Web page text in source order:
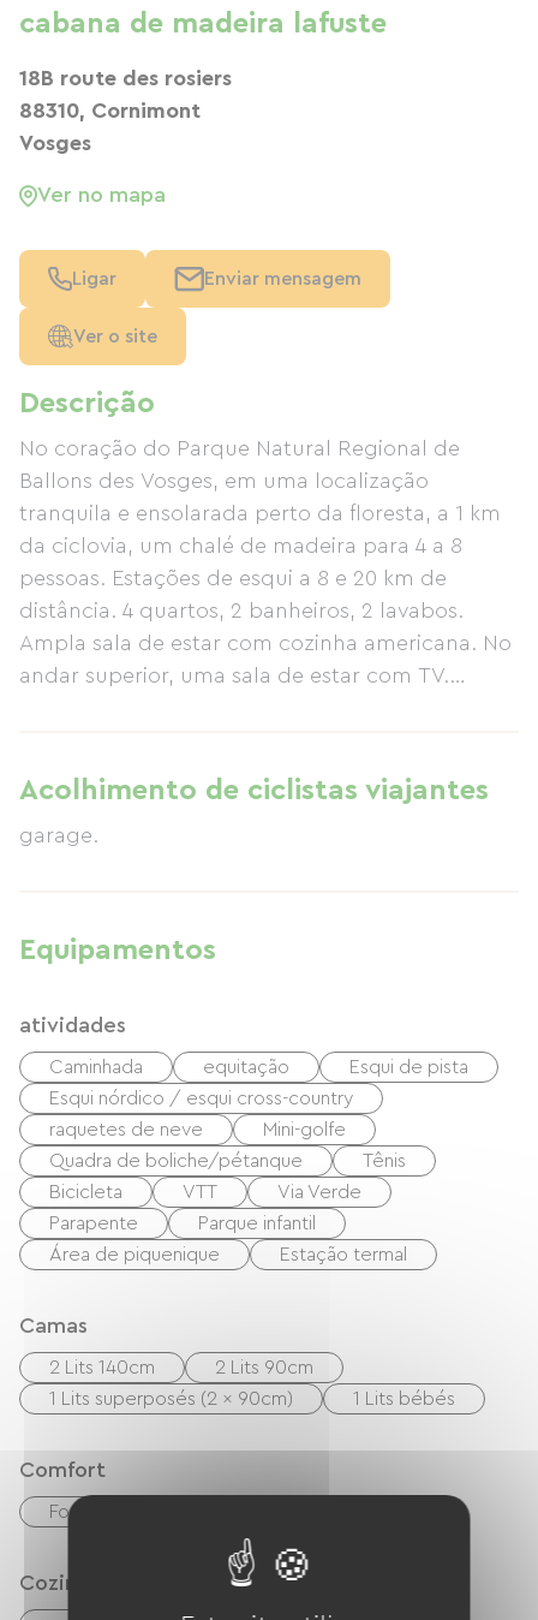
Descrição
No coração do Parque Natural Regional de
Ballons des Vosges, em uma localização
tranquila e ensolarada perto da floresta, a 1 km
da ciclovia, um chalé de madeira para 4 a 8
pessoas. Estações de esqui a 8 e 20 km de
distância. 4 quartos, 2 banheiros, 2 lavabos.
Ampla sala de estar com cozinha americana. No
andar superior, uma sala de estar com TV.
modernas. Pacote para bebês (berço, banheira,
cadeira alta, trocador). Preço de € 420 a € 750
por semana, € 285 por duas noites. Nosso site:
Acolhimento de ciclistas viajantes
garage.
Equipamentos
atividades
Caminhada equitação
Esqui de pista
Esqui nórdico / esqui cross-country
raquetes de neve
Mini-golfe
Quadra de boliche/pétanque
Tênis
Bicicleta
VTT
Via Verde
Parapente
Parque infantil
Área de piquenique
Estação termal
Camas
2 Lits 140cm
2 Lits 90cm
1 Lits superposés (2 x 90cm)
1 Lits bébés
Comfort
Fogão a lenha
Cozinha
cabana de madeira lafuste
18B route des rosiers
88310, Cornimont
Vosges
Ver no mapa
Ligar Enviar mensagem
Ver o site